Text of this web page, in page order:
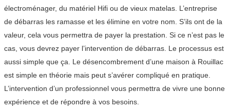
électroménager, du matériel Hifi ou de vieux matelas. L’entreprise
de débarras les ramasse et les élimine en votre nom. S’ils ont de la
valeur, cela vous permettra de payer la prestation. Si ce n’est pas le
cas, vous devrez payer l’intervention de débarras. Le processus est
aussi simple que ça. Le désencombrement d’une maison à Rouillac
est simple en théorie mais peut s’avérer compliqué en pratique.
L’intervention d’un professionnel vous permettra de vivre une bonne
expérience et de répondre à vos besoins.